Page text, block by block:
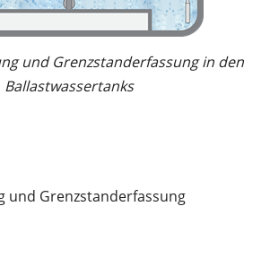
und Grenzstanderfassung in den
Ballastwassertanks
und Grenzstanderfassung